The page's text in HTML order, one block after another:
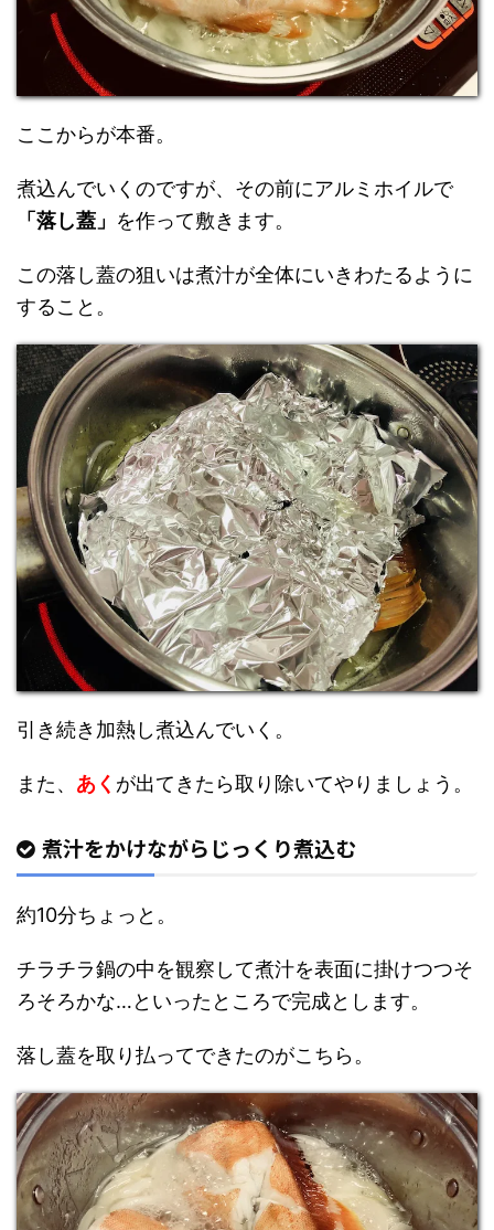
ここからが本番。
煮込んでいくのですが、その前にアルミホイルで
「落し蓋」 を作って敷きます。
この落し蓋の狙いは煮汁が全体にいきわたるように
すること。
引き続き加熱し煮込んでいく。
また、 あく が出てきたら取り除いてやりましょう。
煮汁をかけながらじっくり煮込む
約10分ちょっと。
チラチラ鍋の中を観察して煮汁を表面に掛けつつそ
ろそろかな…といったところで完成とします。
落し蓋を取り払ってできたのがこちら。